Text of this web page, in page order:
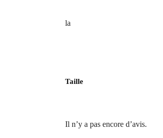
la
Taille
Il n’y a pas encore d’avis.